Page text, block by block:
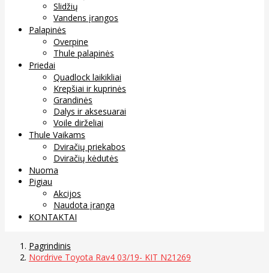
Slidžių
Vandens įrangos
Palapinės
Overpine
Thule palapinės
Priedai
Quadlock laikikliai
Krepšiai ir kuprinės
Grandinės
Dalys ir aksesuarai
Voile dirželiai
Thule Vaikams
Dviračių priekabos
Dviračių kėdutės
Nuoma
Pigiau
Akcijos
Naudota įranga
KONTAKTAI
Pagrindinis
Nordrive Toyota Rav4 03/19- KIT N21269